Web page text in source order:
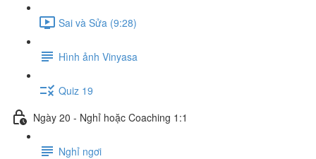
Sai và Sửa (9:28)
Hình ảnh Vinyasa
Quiz 19
Ngày 20 - Nghỉ hoặc Coaching 1:1
Nghỉ ngơi